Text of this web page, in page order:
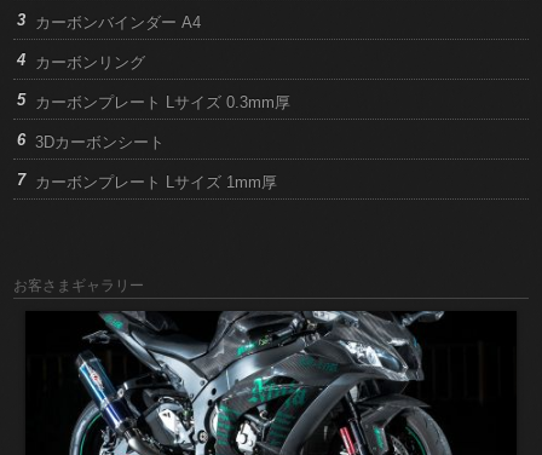
カーボンバインダー A4
カーボンリング
カーボンプレート Lサイズ 0.3mm厚
3Dカーボンシート
カーボンプレート Lサイズ 1mm厚
お客さまギャラリー